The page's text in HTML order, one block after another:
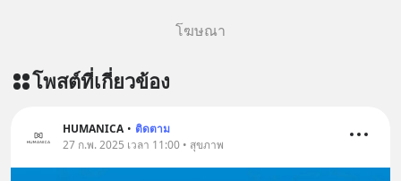
โฆษณา
โพสต์ที่เกี่ยวข้อง
HUMANICA • ติดตาม
27 ก.พ. 2025 เวลา 11:00 • สุขภาพ